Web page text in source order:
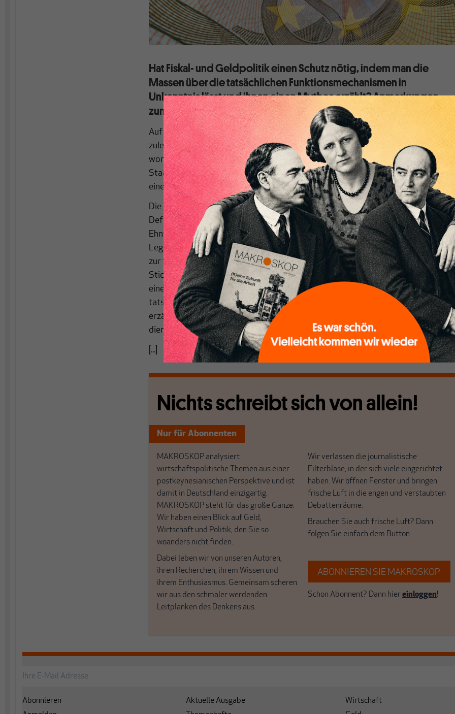
Hat Fiskal- und Geldpolitik einen Schutz nötig, indem man die
Massen über die tatsächlichen Funktionsmechanismen in
Unkenntnis lässt und ihnen einen Mythos erzählt? Anmerkungen
zum Debattendrama um die Staatsfinanzierung.
Auf Makroskop ist jüngst u. a. mit Beiträgen von Höpner ,Steinhardt ,
und
zuletzt Flassbeckhierundhiereine Debatte um einen speziellen Mythos geführt
worden: dass es Budgetrestriktionen gäbe und die Refinanzierung der
Staatsausgaben durch Steuereinnahmen notwendig sei. Die Unverzichtbarkeit
eines solchen Mythos ist schon von Paul Samuelson behauptet worden.[i]
Die Geldpolitik der Eurozone hat zweifellos ein Demokratiedefizit. Auf dieses
Defizit ist bei Makroskop schon vielfach hingewiesen worden, z. B.hiervon Dirk
Ehnts. Geldpolitik findet in der Eurozone außerhalb demokratischer
Legitimationsprozesse statt. Im Falle Griechenlands führte die Geldpolitik sogar
zur teilweisen Außerkraftsetzung der dortigen Demokratie. Das zentrale
Stichwort lautet „Unabhängigkeit der Zentralbank“. Hat Fiskal- und Geldpolitik
einen darüberhinausgehenden Schutz nötig, indem man die Massen über die
tatsächlichen Funktionsmechanismen in Unkenntnis lässt und ihnen einen Mythos
erzählt, von dem man als Kenner der Materie selbst nicht überzeugt ist? Oder
dient der Mythos sogar dem „Schutz“ des Demokratiedefizits der Geldpolitik?
[...]
Nichts schreibt sich von allein!
Nur für Abonnenten
MAKROSKOP analysiert
wirtschaftspolitische Themen aus einer
postkeynesianischen Perspektive und ist
damit in Deutschland einzigartig.
MAKROSKOP steht für das große Ganze.
Wir haben einen Blick auf Geld,
Wirtschaft und Politik, den Sie so
woanders nicht finden.
Dabei leben wir von unseren Autoren,
ihren Recherchen, ihrem Wissen und
ihrem Enthusiasmus. Gemeinsam scheren
wir aus den schmaler werdenden
Leitplanken des Denkens aus.
Wir verlassen die journalistische
Filterblase, in der sich viele eingerichtet
haben. Wir öffnen Fenster und bringen
frische Luft in die engen und verstaubten
Debattenräume.
Brauchen Sie auch frische Luft? Dann
folgen Sie einfach dem Button.
ABONNIEREN SIE MAKROSKOP
Schon Abonnent? Dann hiereinloggen!
Abonnieren
Aktuelle Ausgabe
Wirtschaft